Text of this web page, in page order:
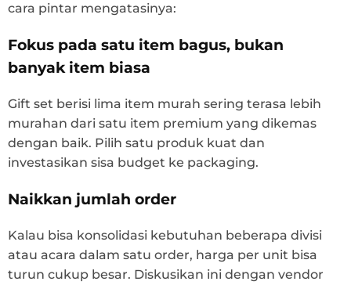
cara pintar mengatasinya:
Fokus pada satu item bagus, bukan
banyak item biasa
Gift set berisi lima item murah sering terasa lebih
murahan dari satu item premium yang dikemas
dengan baik. Pilih satu produk kuat dan
investasikan sisa budget ke packaging.
Naikkan jumlah order
Kalau bisa konsolidasi kebutuhan beberapa divisi
atau acara dalam satu order, harga per unit bisa
turun cukup besar. Diskusikan ini dengan vendor